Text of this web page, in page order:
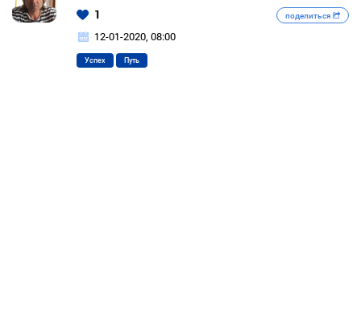
1 поделиться
12-01-2020, 08:00
Успех Путь